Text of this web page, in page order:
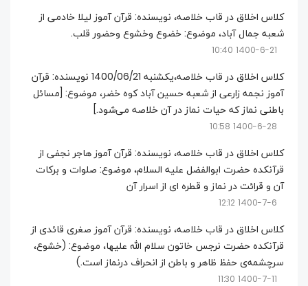
کلاس اخلاق در قاب خلاصه، نویسنده: قرآن آموز لیلا خادمی از
شعبه جمال آباد، موضوع: خضوع وخشوع وحضور قلب.
1400-6-21 10:40
کلاس اخلاق در قاب خلاصه،یکشنبه 1400/06/21 نویسنده: قرآن
آموز نجمه زارعی از شعبه حسین آباد کوه خضر، موضوع: [مسائل
باطنی نماز که حیات نماز در آن خلاصه می‌شود.]
1400-6-28 10:58
کلاس اخلاق در قاب خلاصه، نویسنده: قرآن آموز هاجر نجفی از
قرآنکده حضرت ابوالفضل علیه السلام، موضوع: صلوات و برکات
آن و قرائت در نماز و قطره ای از اسرار آن
1400-7-6 12:12
کلاس اخلاق در قاب خلاصه، نویسنده: قرآن آموز صغری قائدی از
قرآنکده حضرت نرجس خاتون سلام الله علیها، موضوع: (خشوع،
سرچشمه‌ی حفظ ظاهر و باطن از انحراف درنماز است.)
1400-7-11 11:30